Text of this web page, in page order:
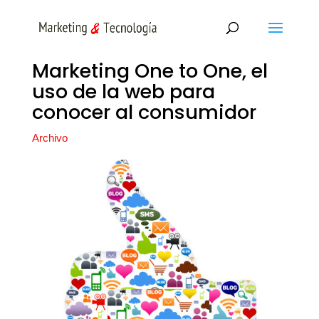
Marketing One to One, el
uso de la web para
conocer al consumidor
Archivo